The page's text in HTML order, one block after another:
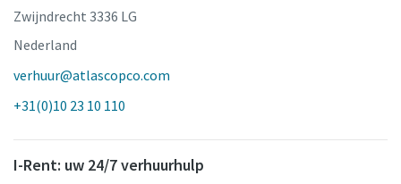
Zwijndrecht 3336 LG
Nederland
verhuur@atlascopco.com
+31(0)10 23 10 110
I-Rent: uw 24/7 verhuurhulp